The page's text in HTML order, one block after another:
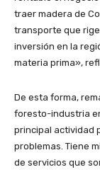
traer madera de
transporte que
inversión en la
materia prima»,
De esta forma,
foresto-industria
principal actividad
problemas. Tiene
de servicios que